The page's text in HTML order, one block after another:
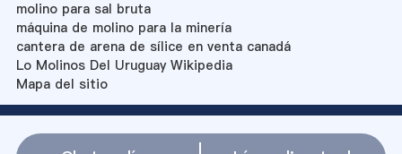
molino para sal bruta
máquina de molino para la minería
cantera de arena de sílice en venta canadá
Lo Molinos Del Uruguay Wikipedia
Mapa del sitio